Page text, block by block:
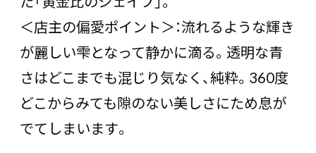
＜店主の偏愛ポイント＞：流れるような輝き
が麗しい雫となって静かに滴る。透明な青
さはどこまでも混じり気なく、純粋。360度
どこからみても隙のない美しさにため息が
でてしまいます。